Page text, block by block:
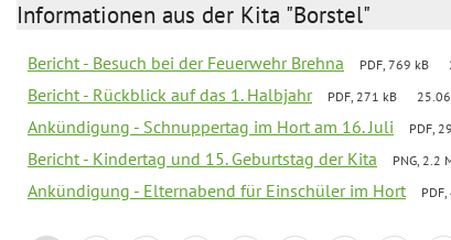
Informationen aus der Kita "Borstel"
Bericht - Besuch bei der Feuerwehr Brehna PDF, 769 kB
Bericht - Rückblick auf das 1. Halbjahr PDF, 271 kB
Ankündigung - Schnuppertag im Hort am 16. Juli PDF,
Bericht - Kindertag und 15. Geburtstag der Kita PNG, 2.2
Ankündigung - Elternabend für Einschüler im Hort